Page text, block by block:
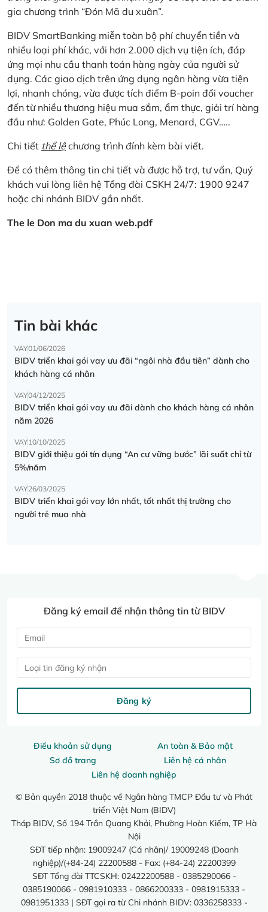
gia chương trình “Đón Mã du xuân”.
BIDV SmartBanking miễn toàn bộ phí chuyển tiền và
nhiều loại phí khác, với hơn 2.000 dịch vụ tiện ích, đáp
ứng mọi nhu cầu thanh toán hàng ngày của người sử
dụng. Các giao dịch trên ứng dụng ngân hàng vừa tiện
lợi, nhanh chóng, vừa được tích điểm B-poin đổi voucher
đến từ nhiều thương hiệu mua sắm, ẩm thực, giải trí hàng
đầu như: Golden Gate, Phúc Long, Menard, CGV…..
Chi tiết thể lệchương trình đính kèm bài viết.
Để có thêm thông tin chi tiết và được hỗ trợ, tư vấn, Quý
khách vui lòng liên hệ Tổng đài CSKH 24/7: 1900 9247
hoặc chi nhánh BIDV gần nhất.
The le Don ma du xuan web.pdf
Tin bài khác
VAY01/06/2026
BIDV triển khai gói vay ưu đãi “ngôi nhà đầu tiên” dành cho
khách hàng cá nhân
VAY04/12/2025
BIDV triển khai gói vay ưu đãi dành cho khách hàng cá nhân
năm 2026
VAY10/10/2025
BIDV giới thiệu gói tín dụng “An cư vững bước” lãi suất chỉ từ
5%/năm
VAY26/03/2025
BIDV triển khai gói vay lớn nhất, tốt nhất thị trường cho
người trẻ mua nhà
Điều khoản sử dụng
An toàn & Bảo mật
Sơ đồ trang
Liên hệ cá nhân
Liên hệ doanh nghiệp
© Bản quyền 2018 thuộc về Ngân hàng TMCP Đầu tư và Phát
triển Việt Nam (BIDV)
Tháp BIDV, Số 194 Trần Quang Khải, Phường Hoàn Kiếm, TP Hà
Nội
SĐT tiếp nhận: 19009247 (Cá nhân)/ 19009248 (Doanh
nghiệp)/(+84-24) 22200588 - Fax: (+84-24) 22200399
SĐT Tổng đài TTCSKH: 02422200588 - 0385290066 -
0385190066 - 0981910333 - 0866200333 - 0981915333 -
0981951333 | SĐT gọi ra từ Chi nhánh BIDV: 0336258333 -
Đăng ký email để nhận thông tin từ BIDV
Loại tin đăng ký nhận
Đăng ký